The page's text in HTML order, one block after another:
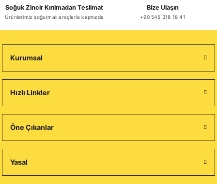
Soğuk Zincir Kırılmadan Teslimat
Ürünlerimiz soğutmalı araçlarla kapnızda
Bize Ulaşın
+90 545 318 18 41
Kurumsal
Hızlı Linkler
Öne Çıkanlar
Yasal